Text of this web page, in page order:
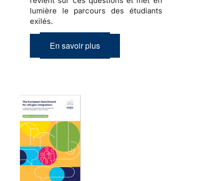
lumière le parcours des étudiants
exilés.
En savoir plus